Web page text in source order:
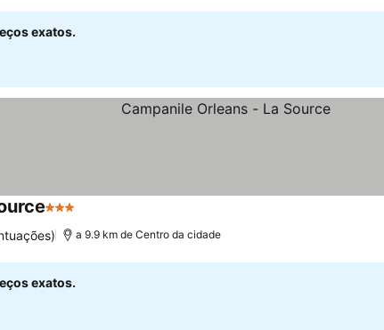
exatos.
3 Estrelas
a 9.9 km de Centro da cidade
exatos.